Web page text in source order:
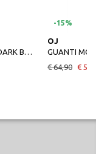
GUANTI MOTO BLACKJACK UNISEX GLOVES DARK BROWN
-15%
OJ
GUANTI
€ 64,90 €